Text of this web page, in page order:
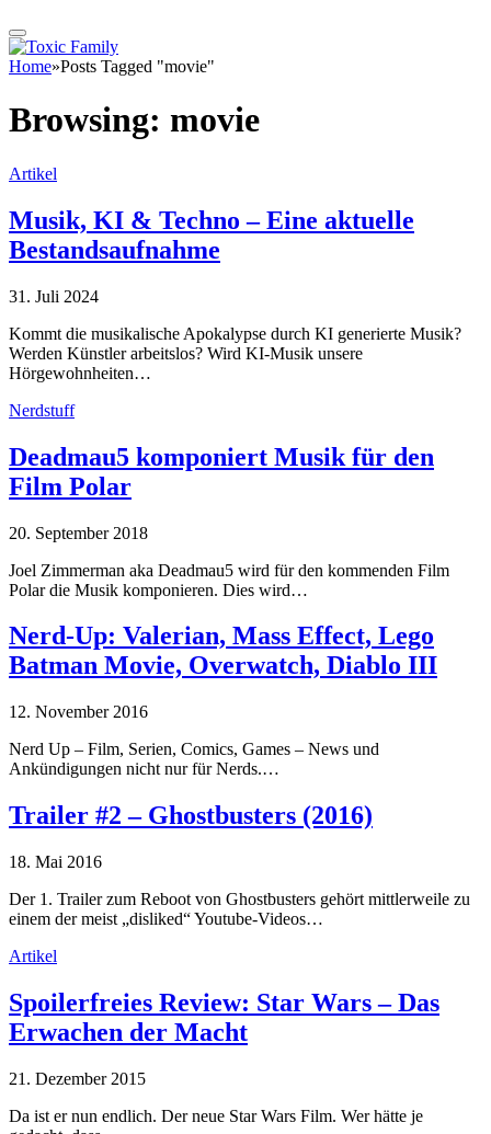
Home»Posts Tagged "movie"
Browsing: movie
Artikel
Musik, KI & Techno – Eine aktuelle
Bestandsaufnahme
31. Juli 2024
Kommt die musikalische Apokalypse durch KI generierte Musik?
Werden Künstler arbeitslos? Wird KI-Musik unsere
Hörgewohnheiten…
Nerdstuff
Deadmau5 komponiert Musik für den
Film Polar
20. September 2018
Joel Zimmerman aka Deadmau5 wird für den kommenden Film
Polar die Musik komponieren. Dies wird…
Nerd-Up: Valerian, Mass Effect, Lego
Batman Movie, Overwatch, Diablo III
12. November 2016
Nerd Up – Film, Serien, Comics, Games – News und
Ankündigungen nicht nur für Nerds.…
Trailer #2 – Ghostbusters (2016)
18. Mai 2016
Der 1. Trailer zum Reboot von Ghostbusters gehört mittlerweile zu
einem der meist „disliked“ Youtube-Videos…
Artikel
Spoilerfreies Review: Star Wars – Das
Erwachen der Macht
21. Dezember 2015
Da ist er nun endlich. Der neue Star Wars Film. Wer hätte je